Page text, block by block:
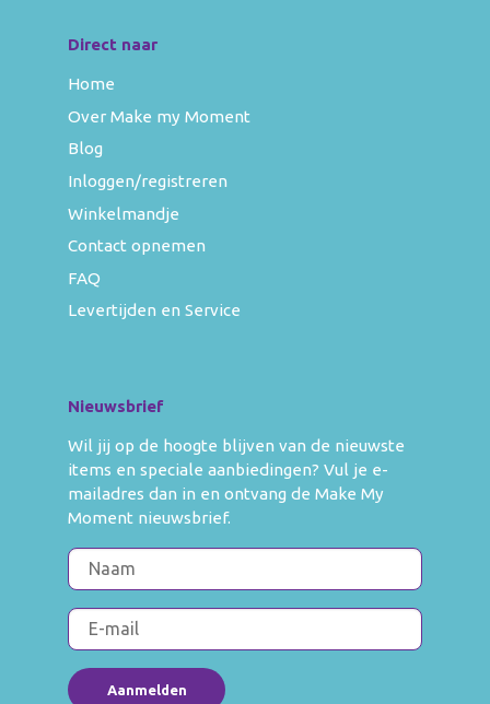
Direct naar
Home
Over Make my Moment
Blog
Inloggen/registreren
Winkelmandje
Contact opnemen
FAQ
Levertijden en Service
Nieuwsbrief
Wil jij op de hoogte blijven van de nieuwste
items en speciale aanbiedingen? Vul je e-
mailadres dan in en ontvang de Make My
Moment nieuwsbrief.